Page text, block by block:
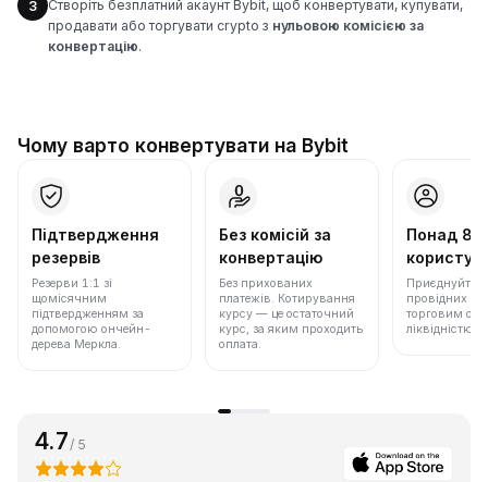
3
Створіть безплатний акаунт Bybit, щоб конвертувати, купувати,
продавати або торгувати crypto з нульовою комісією за
конвертацію.
Чому варто конвертувати на Bybit
Підтвердження
резервів
Резерви 1:1 зі
щомісячним
підтвердженням за
допомогою ончейн-
дерева Меркла.
Без комісій за
конвертацію
Без прихованих
платежів. Котирування
курсу — це остаточний
курс, за яким проходить
оплата.
Понад 86
Приєднуйтеся
провідних
торговим
ліквідністю.
4.7 / 5